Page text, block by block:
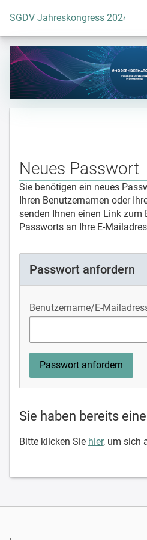
Zur Startseite
SGDV Jahreskongress 2024
Neues Passwort
Sie benötigen ein neues
Ihren Benutzernamen oder
senden Ihnen einen Link zum
Passworts an Ihre E-
Passwort anfordern
Benutzername/E-
Sie haben bereits
Bitte klicken Sie hier, um sich